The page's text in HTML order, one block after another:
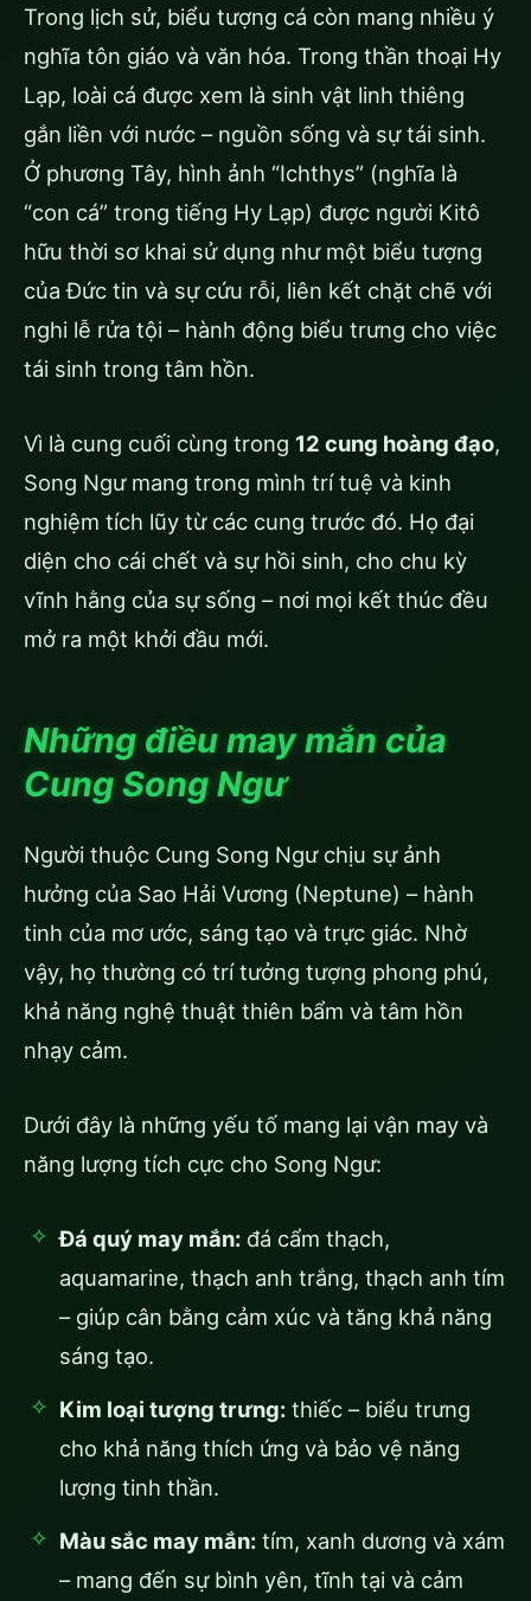
Trong lịch sử, biểu tượng cá còn mang nhiều ý
nghĩa tôn giáo và văn hóa. Trong thần thoại Hy
Lạp, loài cá được xem là sinh vật linh thiêng
gắn liền với nước – nguồn sống và sự tái sinh.
Ở phương Tây, hình ảnh “Ichthys” (nghĩa là
“con cá” trong tiếng Hy Lạp) được người Kitô
hữu thời sơ khai sử dụng như một biểu tượng
của Đức tin và sự cứu rỗi, liên kết chặt chẽ với
nghi lễ rửa tội – hành động biểu trưng cho việc
tái sinh trong tâm hồn.
Vì là cung cuối cùng trong 12 cung hoàng đạo,
Song Ngư mang trong mình trí tuệ và kinh
nghiệm tích lũy từ các cung trước đó. Họ đại
diện cho cái chết và sự hồi sinh, cho chu kỳ
vĩnh hằng của sự sống – nơi mọi kết thúc đều
mở ra một khởi đầu mới.
Những điều may mắn của
Cung Song Ngư
Người thuộc Cung Song Ngư chịu sự ảnh
hưởng của Sao Hải Vương (Neptune) – hành
tinh của mơ ước, sáng tạo và trực giác. Nhờ
vậy, họ thường có trí tưởng tượng phong phú,
khả năng nghệ thuật thiên bẩm và tâm hồn
nhạy cảm.
Dưới đây là những yếu tố mang lại vận may và
năng lượng tích cực cho Song Ngư:
Đá quý may mắn: đá cẩm thạch,
aquamarine, thạch anh trắng, thạch anh tím
– giúp cân bằng cảm xúc và tăng khả năng
sáng tạo.
Kim loại tượng trưng: thiếc – biểu trưng
cho khả năng thích ứng và bảo vệ năng
lượng tinh thần.
Màu sắc may mắn: tím, xanh dương và xám
– mang đến sự bình yên, tĩnh tại và cảm